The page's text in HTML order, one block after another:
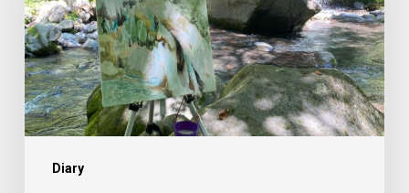
Diary
で
野
外
制
作